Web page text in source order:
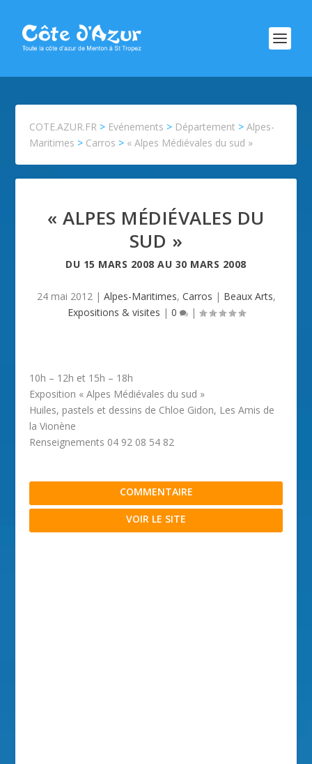
COTE.AZUR.FR > Evénements > Département >Alpes-
Maritimes > Carros > « Alpes Médiévales du sud »
« ALPES MÉDIÉVALES DU
SUD »
DU 15 MARS 2008 AU 30 MARS 2008
24 mai 2012| Alpes-Maritimes, Carros | Beaux Arts,
Expositions & visites | 0 |
10h – 12h et 15h – 18h
Exposition « Alpes Médiévales du sud »
Huiles, pastels et dessins de Chloe Gidon, Les Amis de
la Vionène
Renseignements 04 92 08 54 82
COMMENTAIRE
VOIR LE SITE